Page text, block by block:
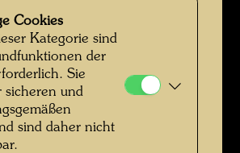
Schweden, 1985/86.
in Japan 1989
Yuriko Ishikawa, Iwaki City Art
Tokyo Metropolitan Teien
Museum of Art.
Cookies
Kategorie sind
der
Sie
sicheren und
sind daher nicht